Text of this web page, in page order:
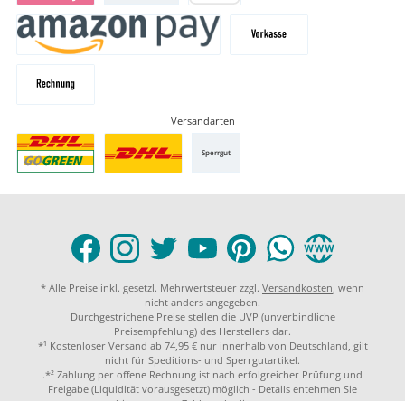
Versandarten
Sperrgut
* Alle Preise inkl. gesetzl. Mehrwertsteuer zzgl. Versandkosten, wenn
nicht anders angegeben.
Durchgestrichene Preise stellen die UVP (unverbindliche
Preisempfehlung) des Herstellers dar.
*¹ Kostenloser Versand ab 74,95 € nur innerhalb von Deutschland, gilt
nicht für Speditions- und Sperrgutartikel.
.*² Zahlung per offene Rechnung ist nach erfolgreicher Prüfung und
Freigabe (Liquidität vorausgesetzt) möglich - Details entehmen Sie